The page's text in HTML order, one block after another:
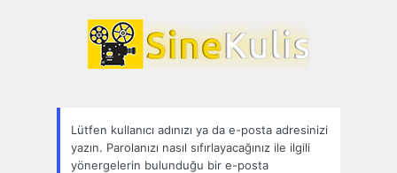
Parolamı
unuttum
Lütfen kullanıcı adınızı ya da e-posta adresinizi
yazın. Parolanızı nasıl sıfırlayacağınız ile ilgili
yönergelerin bulunduğu bir e-posta